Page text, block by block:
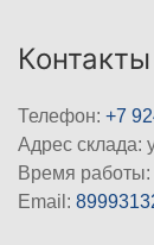
Контакты
Телефон: +7
Адрес склада:
Время работы:
Email: